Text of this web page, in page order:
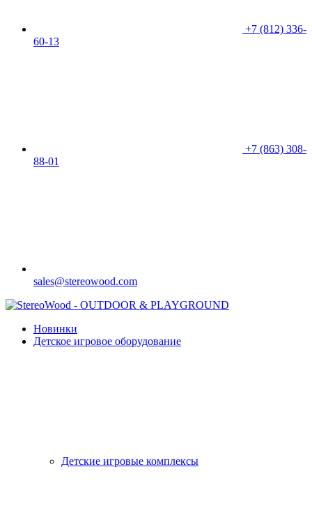
+7 (812) 336-
60-13
+7 (863) 308-
88-01
sales@stereowood.com
Новинки
Детское игровое оборудование
Детские игровые комплексы